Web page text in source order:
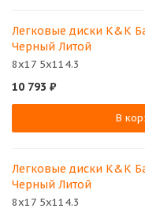
Легковые диски K&K
Черный Литой
8x17 5x114.3
10 793 ₽
В
Легковые диски K&K
Черный Литой
8x17 5x114.3